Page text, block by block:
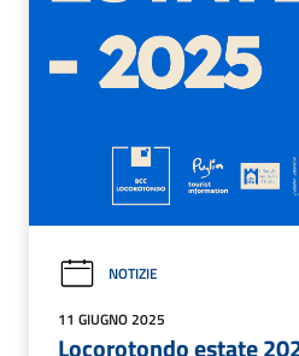
NOTIZIE
11 GIUGNO 2025
Locorotondo estate